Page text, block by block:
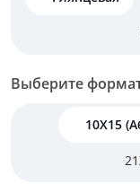
Выберите
10X15